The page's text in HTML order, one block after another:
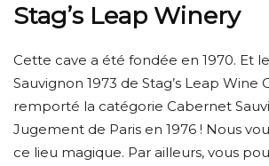
Stag’s Leap Winery
Cette cave a été fondée en 1970. Et
Sauvignon 1973 de Stag’s Leap Wine
remporté la catégorie Cabernet
Jugement de Paris en 1976 ! Nous
ce lieu magique. Par ailleurs, vous